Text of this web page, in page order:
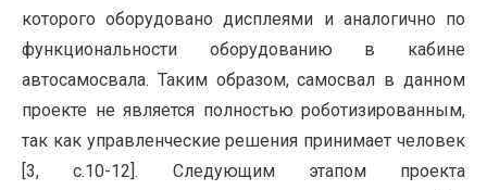
которого оборудовано дисплеями и аналогично по
функциональности оборудованию в кабине
автосамосвала. Таким образом, самосвал в данном
проекте не является полностью роботизированным,
так как управленческие решения принимает человек
[3, c.10-12]. Следующим этапом проекта